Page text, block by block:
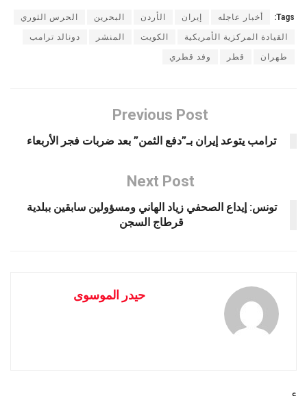
Tags: أخبار عاجله إيران الأردن البحرين الحرس الثوري
القيادة المركزية الأمريكية الكويت المنشر دونالد ترامب
طهران قطر وفد قطري
Previous Post
ترامب يتوعد إيران بـ”دفع الثمن” بعد ضربات فجر الأربعاء
Next Post
تونس: إيداع الصحفي زياد الهاني ومسؤولين سابقين ببلدية
قرطاج السجن
حيدر الموسوى